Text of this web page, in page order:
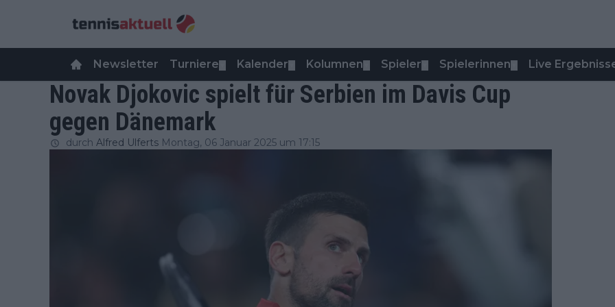
Newsletter Turniere Kalender Kolumnen Spieler Spielerinnen Live
Novak Djokovic spielt für Serbien im Davis Cup
gegen Dänemark
durch Alfred Ulferts Montag, 06 Januar 2025 um 17:15